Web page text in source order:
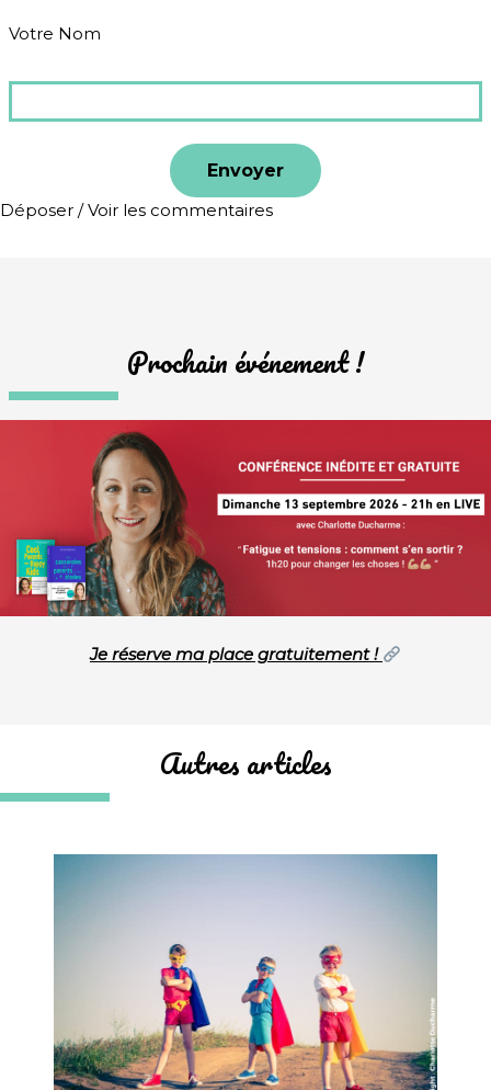
Votre Nom
Déposer / Voir les commentaires
Prochain événement !
Je réserve ma place gratuitement !
Autres articles